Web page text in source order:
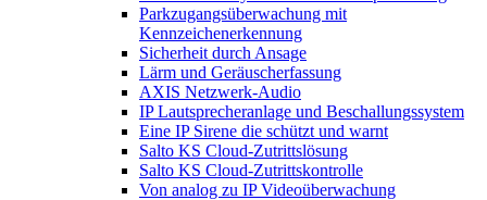
Parkzugangsüberwachung mit
Kennzeichenerkennung
Sicherheit durch Ansage
Lärm und Geräuscherfassung
AXIS Netzwerk-Audio
IP Lautsprecheranlage und Beschallungssystem
Eine IP Sirene die schützt und warnt
Salto KS Cloud-Zutrittslösung
Salto KS Cloud-Zutrittskontrolle
Von analog zu IP Videoüberwachung